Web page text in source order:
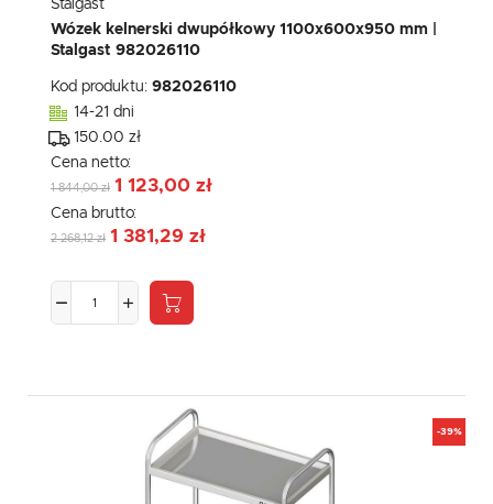
Stalgast
Wózek kelnerski dwupółkowy 1100x600x950 mm |
Stalgast 982026110
Kod produktu: 982026110
14-21 dni
150.00 zł
Cena netto:
1 844,00 zł 1 123,00 zł
Cena brutto:
2 268,12 zł 1 381,29 zł
-39%